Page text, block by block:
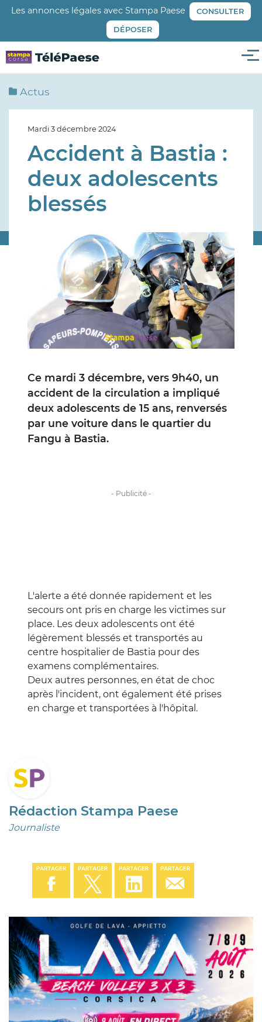
Aller
principal
Les annonces légales avec Stampa Paese CONSULTER
DÉPOSER
Actus
Mardi 3 décembre 2024
Accident à Bastia :
deux adolescents
blessés
Ce mardi 3 décembre, vers 9h40, un
accident de la circulation a impliqué
deux adolescents de 15 ans, renversés
par une voiture dans le quartier du
Fangu à Bastia.
L'alerte a été donnée rapidement et les
secours ont pris en charge les victimes sur
place. Les deux adolescents ont été
légèrement blessés et transportés au
centre hospitalier de Bastia pour des
examens complémentaires.
Deux autres personnes, en état de choc
après l'incident, ont également été prises
en charge et transportées à l'hôpital.
Rédaction Stampa Paese
Journaliste